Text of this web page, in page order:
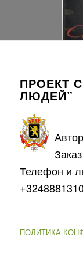
ПРОЕКТ
ЛЮДЕЙ”
Телефон и
ПОЛИТИКА